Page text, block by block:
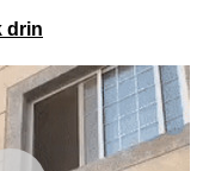
drin